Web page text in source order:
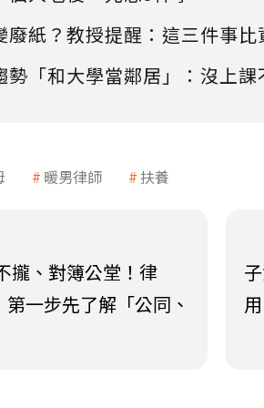
紙？教授提醒：這三件事比
勢「和大學當鄰居」：沒上
暖男律師 扶養
攏、對簿公堂！律
一步先了解「公同、